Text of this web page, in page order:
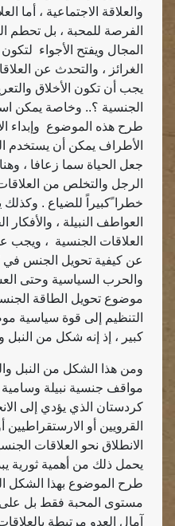
والعلاقة الاجتماعية ، أما
الفرصة للمحبة ، بل تحطم
المجال ويفتح الأجواء لتكون
الغرائز ، والتحدث عن
يجب أن تكون الأخلاق
الجنسية ؟.. وخاصة يمكن
طرح هذه الموضوع وإبداء
الأطراف يمكن أن يستخدم
جعل الحياة سما زعافا ،
الرجل والتخلص من
خطرا ًكبيراً للضياع . وكذلك
العواطف النبيلة ، والأفكار
العلاقات الجنسية ، ويجب
عن كيفية تحويل الجنس في "
والحرب السياسية وحتى
موضوع تحويل الطاقة
التنظيم إلى قوة سياسية
كبير ، إذ إنه شكل من النبل
ومن هذا الشكل من النبل
مواقف جنسية نبيلة وسامية
كردستان الذي يؤدي إلى
القرويين أو الارستقراطيين
الانطلاق نحو العلاقات
يحمل ذلك من أهمية ثورية
طرح الموضوع بهذا الشكل
مستوى المحبة فقط بل على
آمال العدو مرتبطة